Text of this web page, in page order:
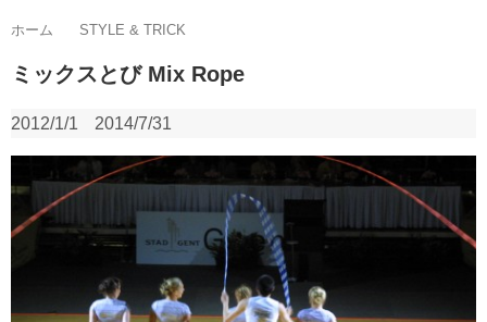
ホーム STYLE & TRICK
ミックスとび Mix Rope
2012/1/1 2014/7/31